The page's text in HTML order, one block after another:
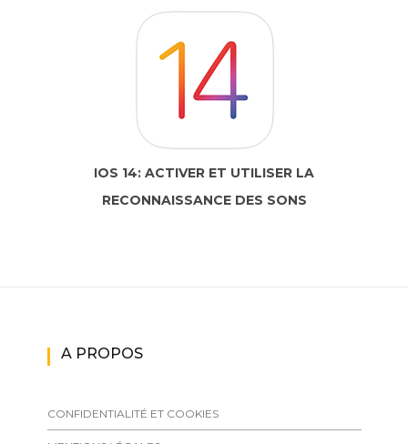
IOS 14: ACTIVER ET UTILISER LA
RECONNAISSANCE DES SONS
A PROPOS
CONFIDENTIALITÉ ET COOKIES